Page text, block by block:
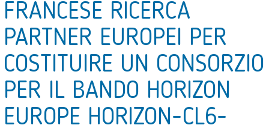
FRANCESE RICERCA
PARTNER EUROPEI PER
COSTITUIRE UN CONSORZIO
PER IL BANDO HORIZON
EUROPE HORIZON-CL6-